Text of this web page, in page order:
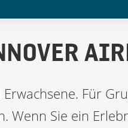
Für
Sie ein